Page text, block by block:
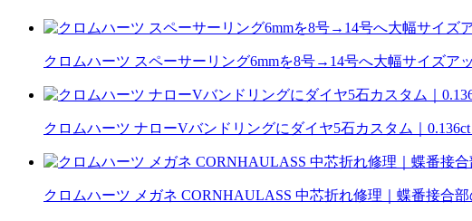
クロムハーツ スペーサーリング6mmを8号→14号へ大幅サイズア
クロムハーツ ナローVバンドリングにダイヤ5石カスタム｜
クロムハーツ メガネ CORNHAULASS 中芯折れ修理｜蝶番接合